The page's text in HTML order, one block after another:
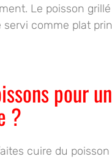
Le poisson
servi comme plat
pour
?
cuire du poisson